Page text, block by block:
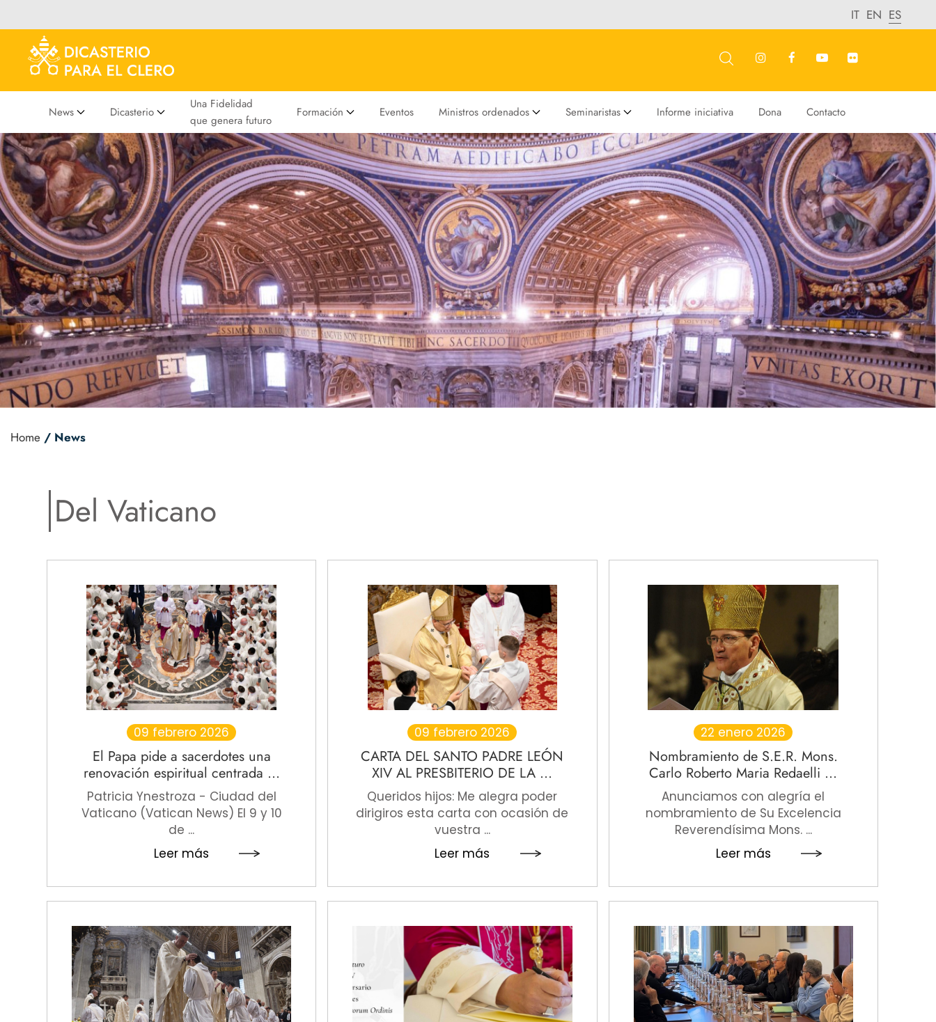
IT EN ES
News Dicasterio
Una Fidelidad
que genera futuro
Formación Eventos Ministros ordenados Seminaristas Informe iniciativa Dona Contacto
Home / News
Del Vaticano
09 febrero 2026
El Papa pide a sacerdotes una
renovación espiritual centrada ...
Patricia Ynestroza - Ciudad del
Vaticano (Vatican News) El 9 y 10
de ...
Leer más
09 febrero 2026
CARTA DEL SANTO PADRE LEÓN
XIV AL PRESBITERIO DE LA ...
Queridos hijos: Me alegra poder
dirigiros esta carta con ocasión de
vuestra ...
Leer más
22 enero 2026
Nombramiento de S.E.R. Mons.
Carlo Roberto Maria Redaelli ...
Anunciamos con alegría el
nombramiento de Su Excelencia
Reverendísima Mons. ...
Leer más